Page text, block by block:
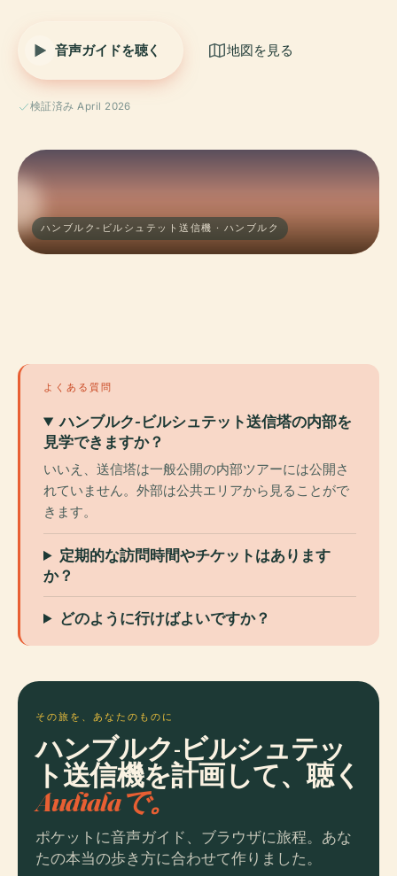
音声ガイドを聴く 地図を見る
検証済み April 2026
ハンブルク-ビルシュテット送信機 · ハンブルク
よくある質問
ハンブルク-ビルシュテット送信塔の内部を
見学できますか？
いいえ、送信塔は一般公開の内部ツアーには公開さ
れていません。外部は公共エリアから見ることがで
きます。
定期的な訪問時間やチケットはあります
か？
どのように行けばよいですか？
その旅を、あなたのものに
ハンブルク-ビルシュテッ
ト送信機を計画して、聴く
Audialaで。
ポケットに音声ガイド、ブラウザに旅程。あな
たの本当の歩き方に合わせて作りました。